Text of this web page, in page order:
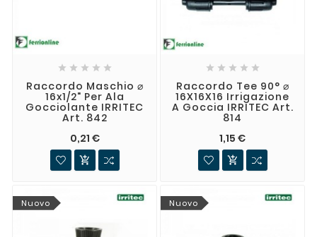
    
Raccordo Maschio ⌀
16x1/2" Per Ala
Gocciolante IRRITEC
Art. 842
0,21 €

    
Raccordo Tee 90° ⌀
16X16X16 Irrigazione
A Goccia IRRITEC Art.
814
1,15 €

Nuovo Nuovo